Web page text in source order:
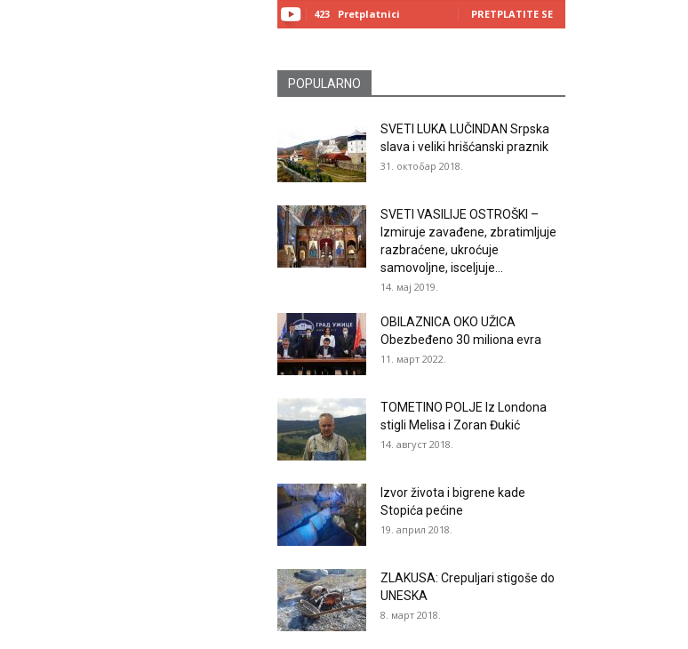
423 Pretplatnici PRETPLATITE SE
POPULARNO
SVETI LUKA LUČINDAN Srpska
slava i veliki hrišćanski praznik
31. октобар 2018.
SVETI VASILIJE OSTROŠKI –
Izmiruje zavađene, zbratimljuje
razbraćene, ukroćuje
samovoljne, isceljuje...
14. мај 2019.
OBILAZNICA OKO UŽICA
Obezbeđeno 30 miliona evra
11. март 2022.
TOMETINO POLJE Iz Londona
stigli Melisa i Zoran Đukić
14. август 2018.
Izvor života i bigrene kade
Stopića pećine
19. април 2018.
ZLAKUSA: Crepuljari stigoše do
UNESKA
8. март 2018.